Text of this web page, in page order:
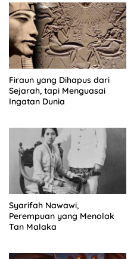
Firaun yang Dihapus dari
Sejarah, tapi Menguasai
Ingatan Dunia
Syarifah Nawawi,
Perempuan yang Menolak
Tan Malaka